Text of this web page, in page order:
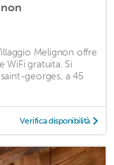
Melignon offre
WiFi gratuita. Si
georges, a 45
Verifica disponibilità